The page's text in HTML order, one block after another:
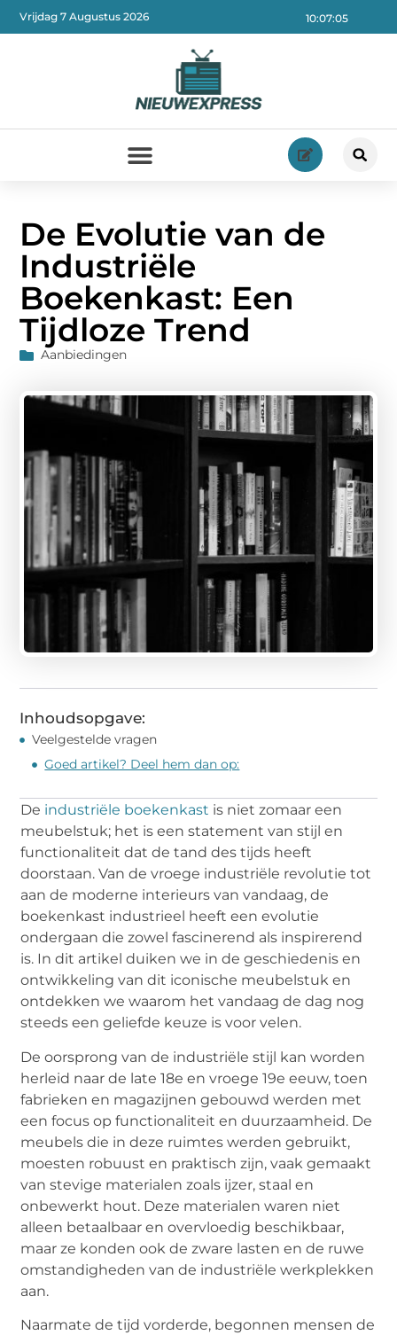
10:07:07
Vrijdag 7 Augustus 2026
De Evolutie van de
Industriële
Boekenkast: Een
Tijdloze Trend
Aanbiedingen
Inhoudsopgave:
Veelgestelde vragen
Goed artikel? Deel hem dan op:
De industriële boekenkast is niet zomaar een
meubelstuk; het is een statement van stijl en
functionaliteit dat de tand des tijds heeft
doorstaan. Van de vroege industriële revolutie tot
aan de moderne interieurs van vandaag, de
boekenkast industrieel heeft een evolutie
ondergaan die zowel fascinerend als inspirerend
is. In dit artikel duiken we in de geschiedenis en
ontwikkeling van dit iconische meubelstuk en
ontdekken we waarom het vandaag de dag nog
steeds een geliefde keuze is voor velen.
De oorsprong van de industriële stijl kan worden
herleid naar de late 18e en vroege 19e eeuw, toen
fabrieken en magazijnen gebouwd werden met
een focus op functionaliteit en duurzaamheid. De
meubels die in deze ruimtes werden gebruikt,
moesten robuust en praktisch zijn, vaak gemaakt
van stevige materialen zoals ijzer, staal en
onbewerkt hout. Deze materialen waren niet
alleen betaalbaar en overvloedig beschikbaar,
maar ze konden ook de zware lasten en de ruwe
omstandigheden van de industriële werkplekken
aan.
Naarmate de tijd vorderde, begonnen mensen de